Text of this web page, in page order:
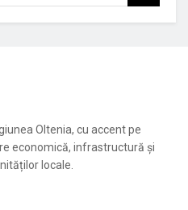
Oltenia, cu accent pe
economică, infrastructură și
locale.